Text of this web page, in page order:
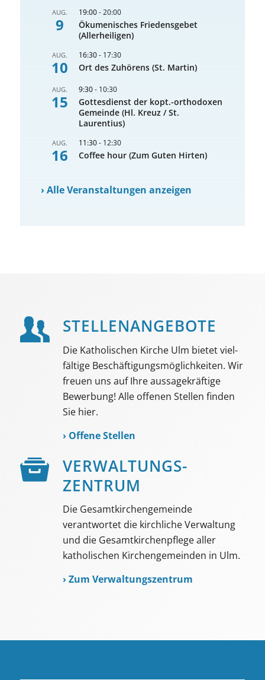
AUG.
9
19:00-20:00
Ökumenisches Friedensgebet
(Allerheiligen)
AUG.
10
16:30- 17:30
Ort des Zuhörens (St. Martin)
AUG.
15
9:30- 10:30
Gottesdienst der kopt.-orthodoxen
Gemeinde (Hl. Kreuz / St.
Laurentius)
AUG.
16
11:30- 12:30
Coffee hour (Zum Guten Hirten)
›Alle Veranstaltungen anzeigen
STELLEN­ANGEBOTE
Die Katholischen Kirche Ulm bietet viel­
fältige Beschäf­tigungs­möglich­keiten. Wir
freuen uns auf Ihre aussage­kräftige
Bewerbung! Alle offenen Stellen finden
Sie hier.
› Offene Stellen
VER­WALTUNGS­­
ZENTRUM
Die Gesamtkirchengemeinde
verantwortet die kirchliche Verwaltung
und die Gesamtkirchenpflege aller
katholischen Kirchengemeinden in Ulm.
› Zum Verwaltungszentrum